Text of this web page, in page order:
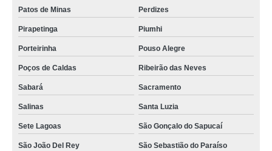
Patos de Minas Perdizes
Pirapetinga Piumhi
Porteirinha Pouso Alegre
Poços de Caldas Ribeirão das Neves
Sabará Sacramento
Salinas Santa Luzia
Sete Lagoas São Gonçalo do Sapucaí
São João Del Rey São Sebastião do Paraíso